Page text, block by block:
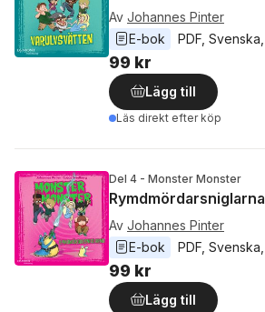
Av Johannes Pinter
E-bok
PDF Svenska
99 kr
Lägg till
Läs direkt efter köp
Del 4 - Monster Monster
Rymdmördarsniglarna
Av Johannes Pinter
E-bok
PDF Svenska
99 kr
Lägg till